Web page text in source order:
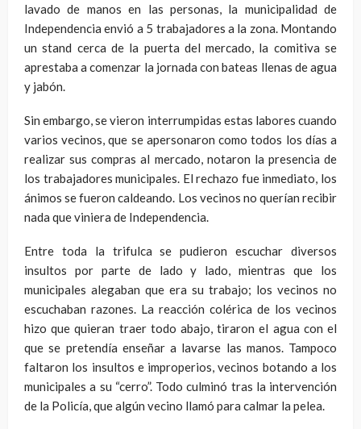
lavado de manos en las personas, la municipalidad de
Independencia envió a 5 trabajadores a la zona. Montando
un stand cerca de la puerta del mercado, la comitiva se
aprestaba a comenzar la jornada con bateas llenas de agua
y jabón.
Sin embargo, se vieron interrumpidas estas labores cuando
varios vecinos, que se apersonaron como todos los días a
realizar sus compras al mercado, notaron la presencia de
los trabajadores municipales. El rechazo fue inmediato, los
ánimos se fueron caldeando. Los vecinos no querían recibir
nada que viniera de Independencia.
Entre toda la trifulca se pudieron escuchar diversos
insultos por parte de lado y lado, mientras que los
municipales alegaban que era su trabajo; los vecinos no
escuchaban razones. La reacción colérica de los vecinos
hizo que quieran traer todo abajo, tiraron el agua con el
que se pretendía enseñar a lavarse las manos. Tampoco
faltaron los insultos e improperios, vecinos botando a los
municipales a su “cerro”. Todo culminó tras la intervención
de la Policía, que algún vecino llamó para calmar la pelea.